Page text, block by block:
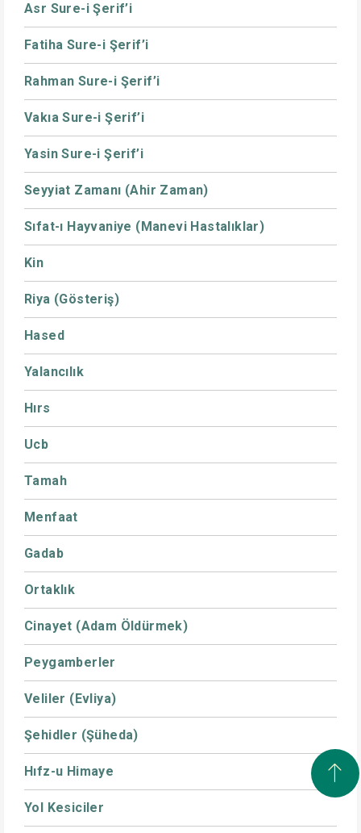
Asr Sure-i Şerif’i
Fatiha Sure-i Şerif’i
Rahman Sure-i Şerif’i
Vakıa Sure-i Şerif’i
Yasin Sure-i Şerif’i
Seyyiat Zamanı (Ahir Zaman)
Sıfat-ı Hayvaniye (Manevi Hastalıklar)
Kin
Riya (Gösteriş)
Hased
Yalancılık
Hırs
Ucb
Tamah
Menfaat
Gadab
Ortaklık
Cinayet (Adam Öldürmek)
Peygamberler
Veliler (Evliya)
Şehidler (Şüheda)
Hıfz-u Himaye
Yol Kesiciler